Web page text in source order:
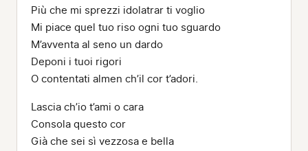
Più che mi sprezzi idolatrar ti voglio
Mi piace quel tuo riso ogni tuo sguardo
M’avventa al seno un dardo
Deponi i tuoi rigori
O contentati almen ch’il cor t’adori.
Lascia ch’io t’ami o cara
Consola questo cor
Già che sei sì vezzosa e bella